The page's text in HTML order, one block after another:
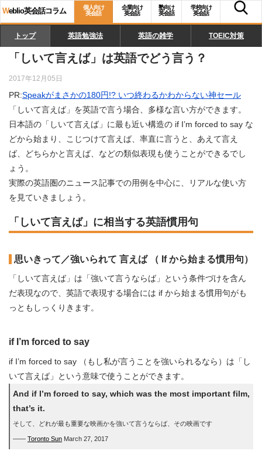
Weblio英会話コラム
個人向け
英会話
企業向け
英会話
塾向け
英会話
学校向け
英会話
トップ 英語勉強法 英語の雑学 TOEIC対策
「しいて言えば」は英語でどう言う？
2017年12月05日
PR:Speakがまさかの180円!? いつ終わるかわからない神セール
「しいて言えば」を英語で言う場合、多様な言い方ができます。
日本語の「しいて言えば」に最も近い構造の if I’m forced to say な
どから始まり、こじつけて言えば、率直に言うと、あえて言え
ば、どちらかと言えば、などの類似表現も使うことができるでし
ょう。
実際の英語圏のニュース記事での用例を中心に、リアルな使い方
を見ていきましょう。
「しいて言えば」に相当する英語慣用句
思いきって／強いられて 言えば （ If から始まる慣用句）
「しいて言えば」は「強いて言うならば」という条件づけを含ん
だ表現なので、英語で表現する場合には if から始まる慣用句がも
っともしっくりきます。
if I’m forced to say
if I’m forced to say （もし私が言うことを強いられるなら）は「し
いて言えば」という意味で使うことができます。
And if I’m forced to say, which was the most important film,
that’s it.
そして、どれが最も重要な映画かを強いて言うならば、その映画です
―― Toronto Sun March 27, 2017